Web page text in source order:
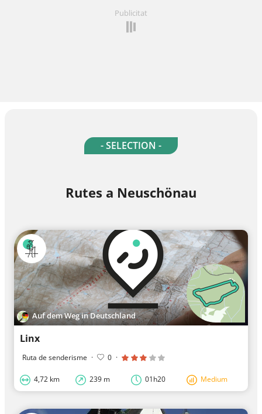
Publicitat
- SELECTION -
Rutes a Neuschönau
Auf dem Weg in Deutschland
Linx
Ruta de senderisme · 0 ·
4,72 km 239 m 01h20 Medium